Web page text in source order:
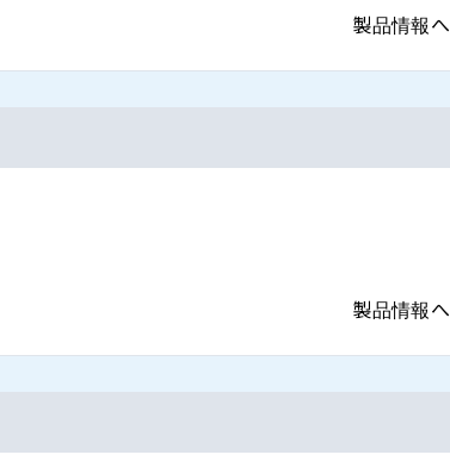
製品情報へ
製品情報へ